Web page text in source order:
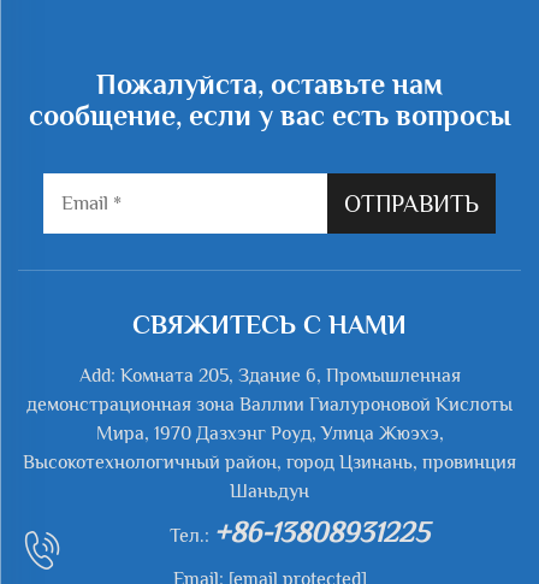
Пожалуйста, оставьте нам
сообщение, если у вас есть вопросы
ОТПРАВИТЬ
СВЯЖИТЕСЬ С НАМИ
Add: Комната 205, Здание 6, Промышленная
демонстрационная зона Валлии Гиалуроновой Кислоты
Мира, 1970 Дазхэнг Роуд, Улица Жюэхэ,
Высокотехнологичный район, город Цзинань, провинция
Шаньдун
Тел.: +86-13808931225
Email: [email protected]